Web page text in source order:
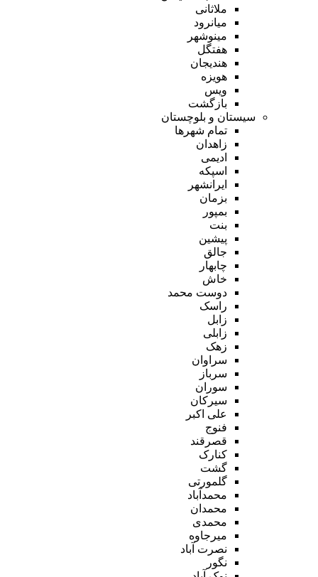
ملاثانی
میانرود
مینوشهر
هفتگل
هندیجان
هویزه
ویس
بازگشت
سیستان و بلوچستان
تمام شهر‌ها
زاهدان
ادیمی
اسپکه
ایرانشهر
بزمان
بمپور
بنت
پیشین
جالق
چابهار
خاش
دوست محمد
راسک
زابل
زابلی
زهک
سراوان
سرباز
سوران
سیرکان
علی اکبر
فنوج
قصرقند
کنارک
گشت
گلمورتی
محمدآباد
محمدان
محمدی
میرجاوه
نصرت آباد
نگور